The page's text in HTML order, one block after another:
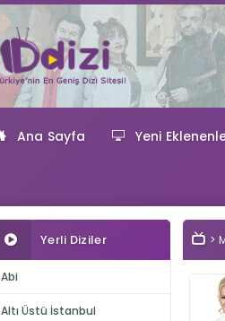
Ana Sayfa Yeni
Yerli Diziler
Abi
Altı Üstü İstanbul